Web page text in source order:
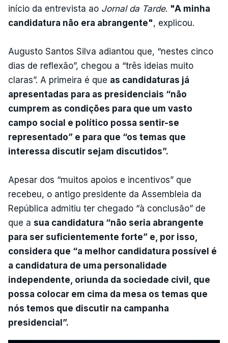
início da entrevista ao Jornal da Tarde. "A minha
candidatura não era abrangente", explicou.
Augusto Santos Silva adiantou que, “nestes cinco
dias de reflexão”, chegou a “três ideias muito
claras”. A primeira é que as candidaturas já
apresentadas para as presidenciais “não
cumprem as condições para que um vasto
campo social e político possa sentir-se
representado” e para que “os temas que
interessa discutir sejam discutidos”.
Apesar dos “muitos apoios e incentivos” que
recebeu, o antigo presidente da Assembleia da
República admitiu ter chegado “à conclusão” de
que a sua candidatura “não seria abrangente
para ser suficientemente forte” e, por isso,
considera que “a melhor candidatura possível é
a candidatura de uma personalidade
independente, oriunda da sociedade civil, que
possa colocar em cima da mesa os temas que
nós temos que discutir na campanha
presidencial”.